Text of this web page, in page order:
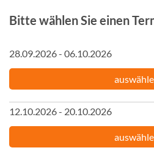
Bitte wählen Sie einen
28.09.2026 - 06.10.2026
12.10.2026 - 20.10.2026